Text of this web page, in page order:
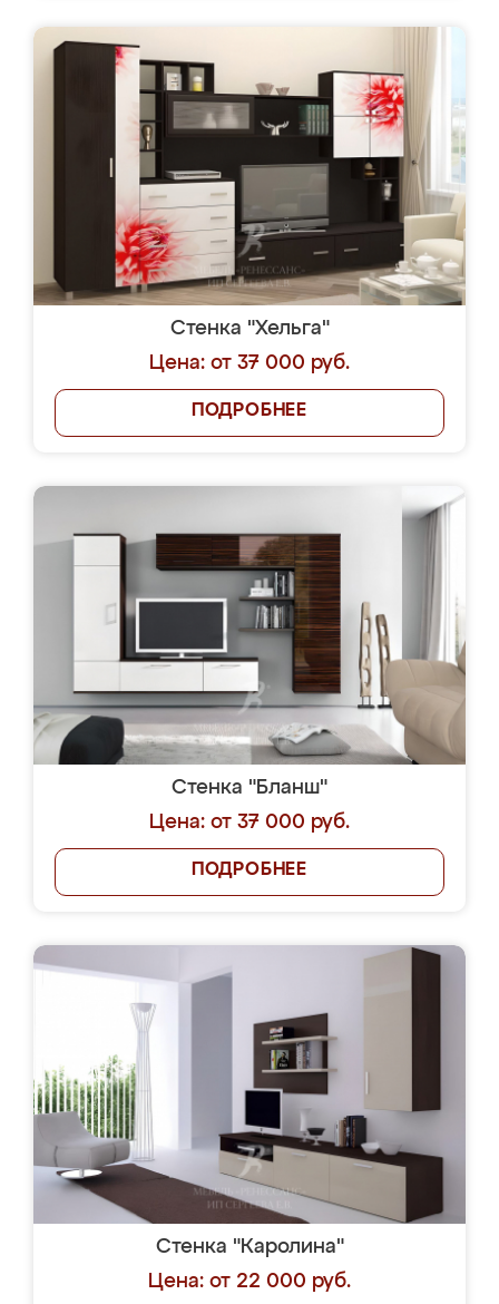
Стенка "Хельга"
Цена: от 37 000 руб.
ПОДРОБНЕЕ
Стенка "Бланш"
Цена: от 37 000 руб.
ПОДРОБНЕЕ
Стенка "Каролина"
Цена: от 22 000 руб.